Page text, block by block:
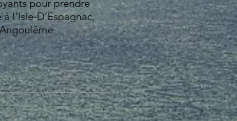
pour prendre
l’Isle-D’Espagnac,